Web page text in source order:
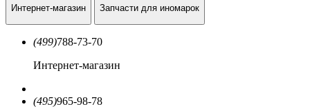
Интернет-магазин
Запчасти для иномарок
(499)788-73-70
Интернет-магазин
(495)965-98-78